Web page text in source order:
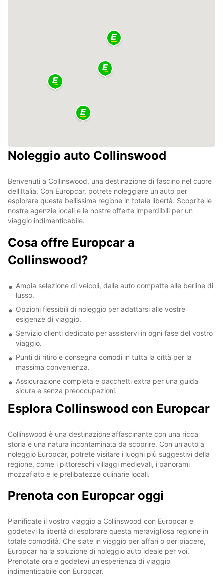
Noleggio auto Collinswood
Benvenuti a Collinswood, una destinazione di fascino nel cuore
dell'Italia. Con Europcar, potrete noleggiare un'auto per
esplorare questa bellissima regione in totale libertà. Scoprite le
nostre agenzie locali e le nostre offerte imperdibili per un
viaggio indimenticabile.
Cosa offre Europcar a
Collinswood?
Ampia selezione di veicoli, dalle auto compatte alle berline di
lusso.
Opzioni flessibili di noleggio per adattarsi alle vostre
esigenze di viaggio.
Servizio clienti dedicato per assistervi in ogni fase del vostro
viaggio.
Punti di ritiro e consegna comodi in tutta la città per la
massima convenienza.
Assicurazione completa e pacchetti extra per una guida
sicura e senza preoccupazioni.
Esplora Collinswood con Europcar
Collinswood è una destinazione affascinante con una ricca
storia e una natura incontaminata da scoprire. Con un'auto a
noleggio Europcar, potrete visitare i luoghi più suggestivi della
regione, come i pittoreschi villaggi medievali, i panorami
mozzafiato e le prelibatezze culinarie locali.
Prenota con Europcar oggi
Pianificate il vostro viaggio a Collinswood con Europcar e
godetevi la libertà di esplorare questa meravigliosa regione in
totale comodità. Che siate in viaggio per affari o per piacere,
Europcar ha la soluzione di noleggio auto ideale per voi.
Prenotate ora e godetevi un'esperienza di viaggio
indimenticabile con Europcar.